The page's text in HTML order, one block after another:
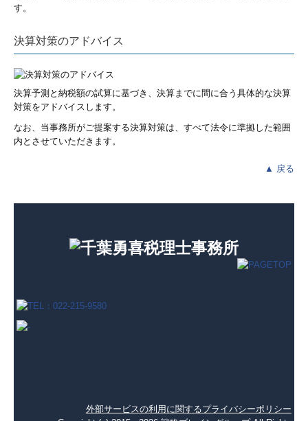
す。
決算対策のアドバイス
決算予測と納税額の試算に基づき、決算までに間に合う具体的な決算
対策をアドバイスします。
なお、当事務所がご提案する決算対策は、すべて法令に準拠した範囲
内とさせていただきます。
▲ 戻る
外部サービスの利用に関するプライバシーポリシー